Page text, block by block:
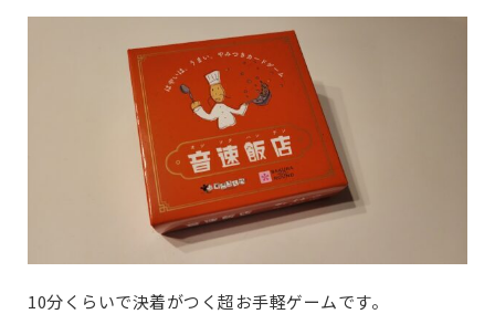
10分くらいで決着がつく超お手軽ゲームです。